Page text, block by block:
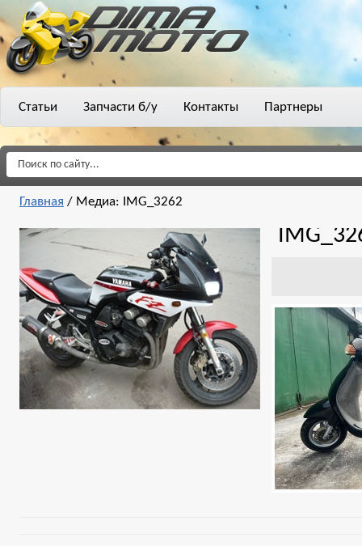
Статьи Запчасти б/у Контакты Партнеры
Главная / Медиа: IMG_3262